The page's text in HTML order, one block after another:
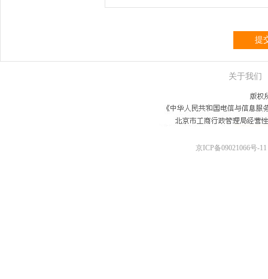
提
关于我们
京ICP备09021066号-11